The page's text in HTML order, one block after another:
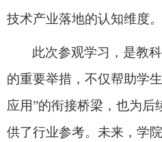
技术产业落地的认知维度。
此次参观学习，是教
的重要举措，不仅帮助学
应用”的衔接桥梁，也为后
供了行业参考。未来，学